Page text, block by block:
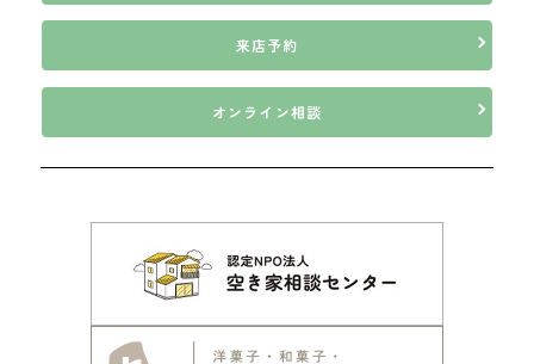
来店予約
オンライン相談